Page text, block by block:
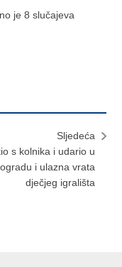
je 8 slučajeva
Sljedeća
s kolnika i udario u
ogradu i ulazna vrata
dječjeg igrališta